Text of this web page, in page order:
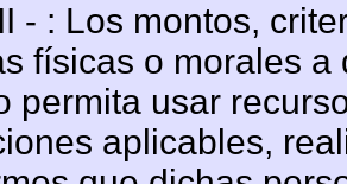
- : Los montos,
físicas o morales
permita usar
aplicables,